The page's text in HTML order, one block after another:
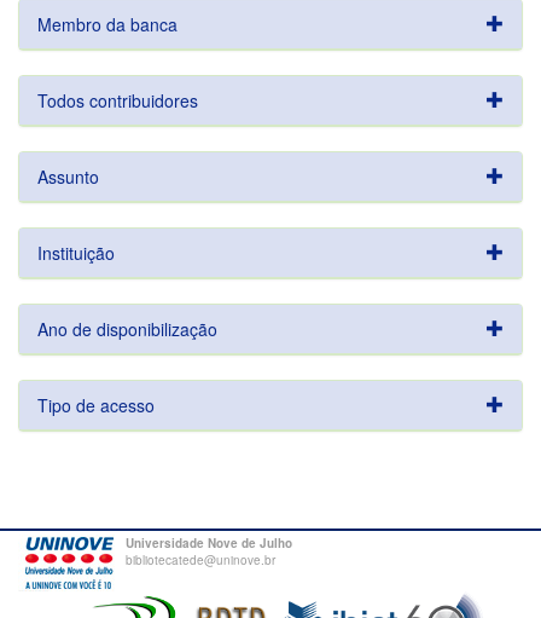
Membro da banca
Todos contribuidores
Assunto
Instituição
Ano de disponibilização
Tipo de acesso
Universidade Nove de Julho
bibliotecatede@uninove.br